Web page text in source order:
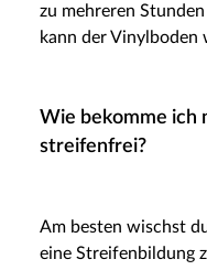
zu mehreren
kann der Vinylboden
Wie bekomme ich
streifenfrei?
Am besten wischst
eine Streifenbildung